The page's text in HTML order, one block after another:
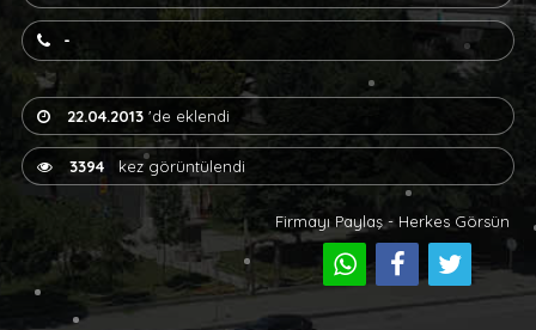
-
22.04.2013'de eklendi
3394kez görüntülendi
Firmayı Paylaş - Herkes Görsün